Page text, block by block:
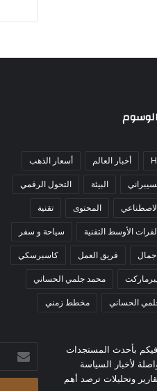
أخبار العالم أسعار الذهب
البيئة التحول الرقمي
المحتوى تقنية
الأوسط التقنية سياحة و سفر
فريق العمل كاسبرسكي
محمد جلمي الحساني
الحساني مخطط زمني
بأحدث المستجدات
لأخبار السياسة
وتحليلات ترصد أهم
بريدك
الإلكتروني